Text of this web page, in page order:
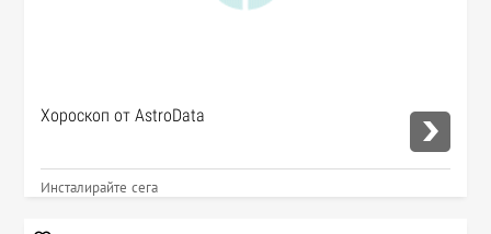
Хороскоп от AstroData
Инсталирайте сега